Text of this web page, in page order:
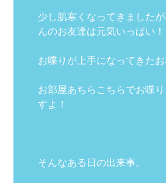
少し肌寒くなってきました
んのお友達は元気いっぱい！
お喋りが上手になってきたお
お部屋あちらこちらでお喋
すよ！
そんなある日の出来事。